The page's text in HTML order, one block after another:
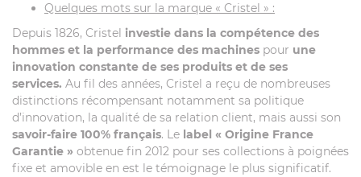
Quelques mots sur la marque « Cristel » :
Depuis 1826, Cristel investie dans la compétence des
hommes et la performance des machines pour une
innovation constante de ses produits et de ses
services. Au fil des années, Cristel a reçu de nombreuses
distinctions récompensant notamment sa politique
d’innovation, la qualité de sa relation client, mais aussi son
savoir-faire 100% français. Le label « Origine France
Garantie » obtenue fin 2012 pour ses collections à poignées
fixe et amovible en est le témoignage le plus significatif.